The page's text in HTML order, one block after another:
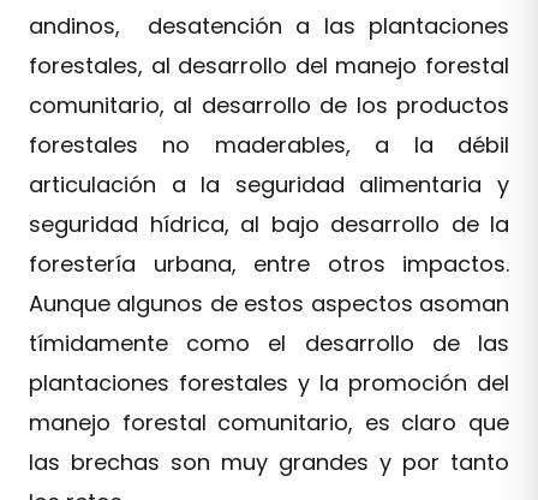
andinos, desatención a las plantaciones
forestales, al desarrollo del manejo forestal
comunitario, al desarrollo de los productos
forestales no maderables, a la débil
articulación a la seguridad alimentaria y
seguridad hídrica, al bajo desarrollo de la
forestería urbana, entre otros impactos.
Aunque algunos de estos aspectos asoman
tímidamente como el desarrollo de las
plantaciones forestales y la promoción del
manejo forestal comunitario, es claro que
las brechas son muy grandes y por tanto